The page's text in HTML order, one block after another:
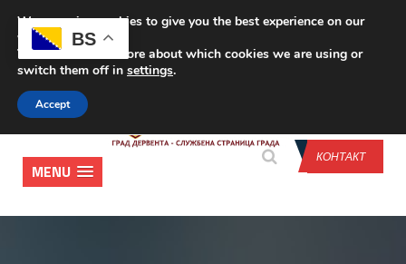
CONTACT US
КОНТАКТ
MENU
BS
We are using cookies to give you the best experience on our
website.
You can find out more about which cookies we are using or
switch them off in settings.
Accept